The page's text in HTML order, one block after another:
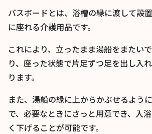
バスボードとは、浴槽の縁に渡して設
に座れる介護用品です。
これにより、立ったまま湯船をまたい
り、座った状態で片足ずつ足を出し入
ります。
また、湯船の縁に上からかぶせるよう
で、必要なときにさっと用意でき、入
く下げることが可能です。